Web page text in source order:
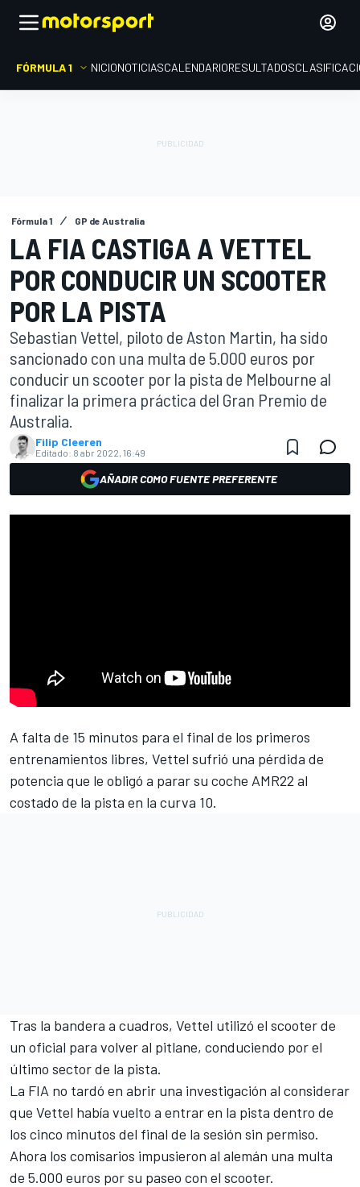
FÓRMULA 1 INICIONOTICIASCALENDARIORESULTADOS
Fórmula 1 GP de Australia
LA FIA CASTIGA A VETTEL
POR CONDUCIR UN SCOOTER
POR LA PISTA
Sebastian Vettel, piloto de Aston Martin, ha sido
sancionado con una multa de 5.000 euros por
conducir un scooter por la pista de Melbourne al
finalizar la primera práctica del Gran Premio de
Australia.
Filip Cleeren
Editado: 8 abr 2022, 16:49
AÑADIR COMO FUENTE PREFERENTE
A falta de 15 minutos para el final de los primeros
entrenamientos libres, Vettel sufrió una pérdida de
potencia que le obligó a parar su coche AMR22 al
costado de la pista en la curva 10.
Tras la bandera a cuadros, Vettel utilizó el scooter de
un oficial para volver al pitlane, conduciendo por el
último sector de la pista.
La FIA no tardó en abrir una investigación al considerar
que Vettel había vuelto a entrar en la pista dentro de
los cinco minutos del final de la sesión sin permiso.
Ahora los comisarios impusieron al alemán una multa
de 5.000 euros por su paseo con el scooter.